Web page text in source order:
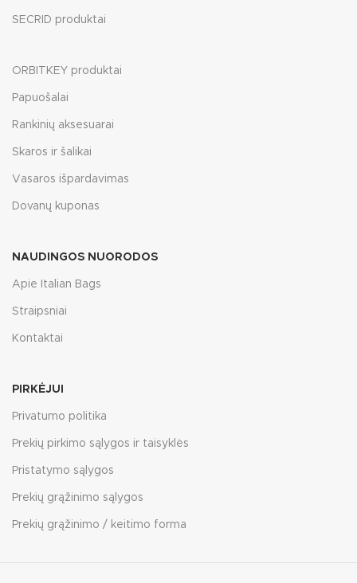
SECRID produktai
ORBITKEY produktai
Papuošalai
Rankinių aksesuarai
Skaros ir šalikai
Vasaros išpardavimas
Dovanų kuponas
NAUDINGOS NUORODOS
Apie Italian Bags
Straipsniai
Kontaktai
PIRKĖJUI
Privatumo politika
Prekių pirkimo sąlygos ir taisyklės
Pristatymo sąlygos
Prekių grąžinimo sąlygos
Prekių grąžinimo / keitimo forma